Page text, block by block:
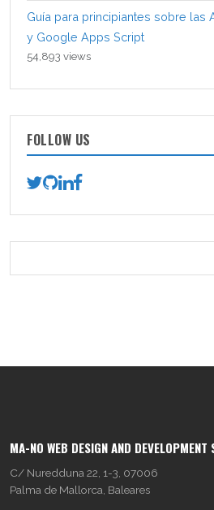
Guía para principiantes sobre las
y Google Apps Script
54,893 views
FOLLOW US
MA-NO WEB DESIGN AND DEVELOPMENT
C/ Nuredduna 22, 1-3, 07006
Palma de Mallorca, Baleares